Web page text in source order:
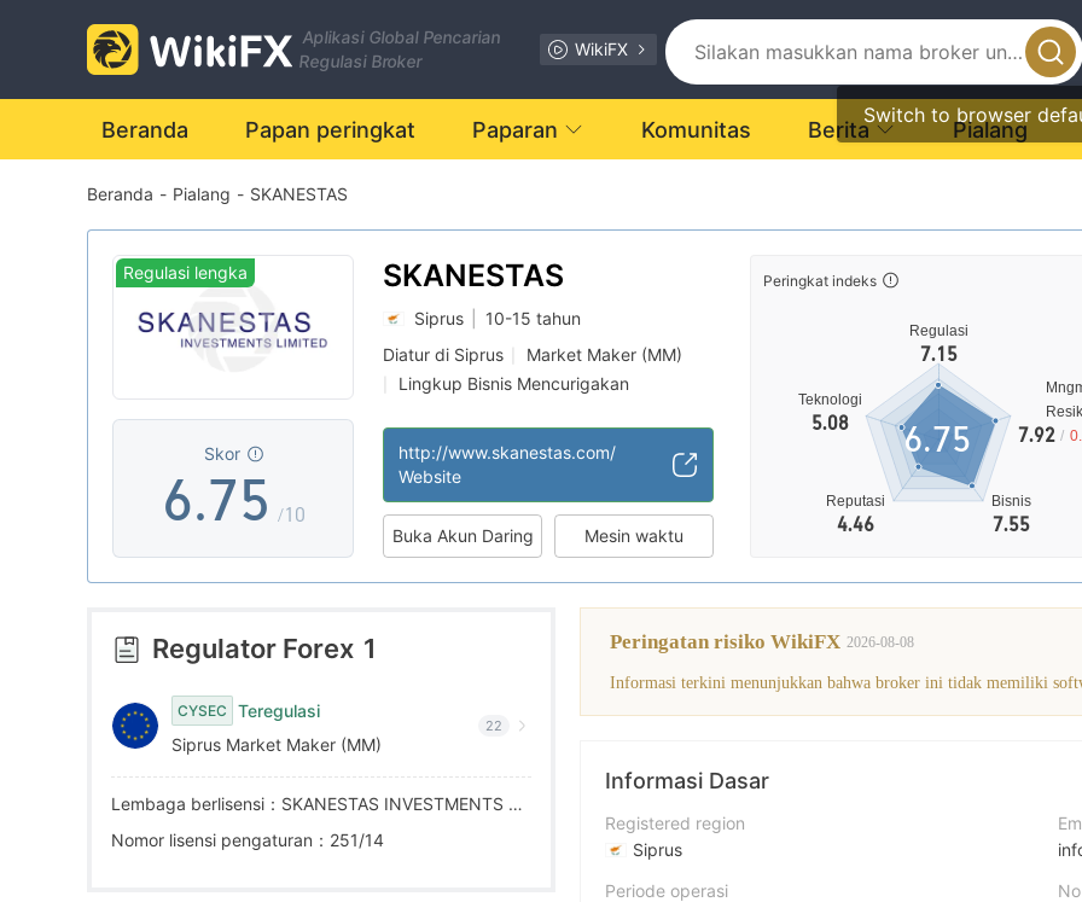
Aplikasi Global Pencarian
Regulasi Broker
WikiFX
Switch to browser
Beranda Papan peringkat Paparan Komunitas Berita Pialang
Beranda - Pialang - SKANESTAS
Regulasi lengka
Skor
0
1
2
3
4
5
6
7
8
9
.
1
2
3
4
5
6
7
8
9
0
1
2
3
4
5
6
7
8
9
/10
SKANESTAS
Siprus
10-15 tahun
Diatur di Siprus
Market Maker (MM)
Lingkup Bisnis Mencurigakan
http://www.skanestas.com/
Website
Buka Akun Daring Mesin waktu
Peringkat indeks
Regulasi
7.15
Teknologi
5.08
Reputasi
4.46
Bisnis
7.55
7.92 /
6.75
Regulator Forex 1
CYSEC
Teregulasi
Siprus Market Maker (MM)
22
Lembaga berlisensi：SKANESTAS INVESTMENTS LIMITED
Nomor lisensi pengaturan：251/14
Peringatan risiko WikiFX 2026-08-08
Informasi terkini menunjukkan bahwa broker ini tidak memiliki
Informasi Dasar
Registered region
Siprus
Periode operasi